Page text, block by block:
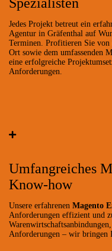
Jedes Projekt betreut ein
Agentur in Gräfenthal auf
Terminen. Profitieren Sie
Ort sowie dem umfassenden
eine erfolgreiche
Anforderungen.
Umfangreiches
Know-how
Unsere erfahrenen Magento
Anforderungen effizient und
Anforderungen – wir bringen